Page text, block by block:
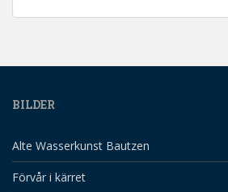
BILDER
Alte Wasserkunst Bautzen
Förvår i kärret